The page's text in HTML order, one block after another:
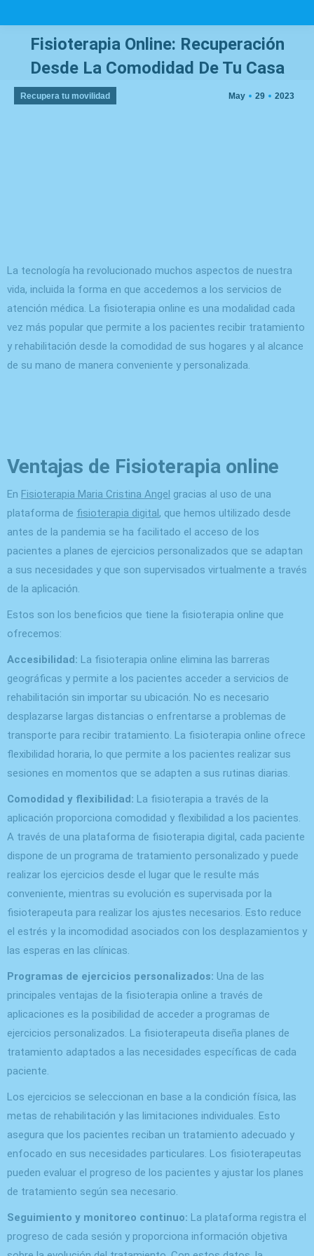
Fisioterapia Online: Recuperación
Desde La Comodidad De Tu Casa
May 29 2023
Recupera tu movilidad
La tecnología ha revolucionado muchos aspectos de nuestra
vida, incluida la forma en que accedemos a los servicios de
atención médica. La fisioterapia online es una modalidad cada
vez más popular que permite a los pacientes recibir tratamiento
y rehabilitación desde la comodidad de sus hogares y al alcance
de su mano de manera conveniente y personalizada.
Ventajas de Fisioterapia online
En Fisioterapia Maria Cristina Angel gracias al uso de una
plataforma de fisioterapia digital, que hemos ultilizado desde
antes de la pandemia se ha facilitado el acceso de los
pacientes a planes de ejercicios personalizados que se adaptan
a sus necesidades y que son supervisados virtualmente a través
de la aplicación.
Estos son los beneficios que tiene la fisioterapia online que
ofrecemos:
Accesibilidad: La fisioterapia online elimina las barreras
geográficas y permite a los pacientes acceder a servicios de
rehabilitación sin importar su ubicación. No es necesario
desplazarse largas distancias o enfrentarse a problemas de
transporte para recibir tratamiento. La fisioterapia online ofrece
flexibilidad horaria, lo que permite a los pacientes realizar sus
sesiones en momentos que se adapten a sus rutinas diarias.
Comodidad y flexibilidad: La fisioterapia a través de la
aplicación proporciona comodidad y flexibilidad a los pacientes.
A través de una plataforma de fisioterapia digital, cada paciente
dispone de un programa de tratamiento personalizado y puede
realizar los ejercicios desde el lugar que le resulte más
conveniente, mientras su evolución es supervisada por la
fisioterapeuta para realizar los ajustes necesarios. Esto reduce
el estrés y la incomodidad asociados con los desplazamientos y
las esperas en las clínicas.
Programas de ejercicios personalizados: Una de las
principales ventajas de la fisioterapia online a través de
aplicaciones es la posibilidad de acceder a programas de
ejercicios personalizados. La fisioterapeuta diseña planes de
tratamiento adaptados a las necesidades específicas de cada
paciente.
Los ejercicios se seleccionan en base a la condición física, las
metas de rehabilitación y las limitaciones individuales. Esto
asegura que los pacientes reciban un tratamiento adecuado y
enfocado en sus necesidades particulares. Los fisioterapeutas
pueden evaluar el progreso de los pacientes y ajustar los planes
de tratamiento según sea necesario.
Seguimiento y monitoreo continuo: La plataforma registra el
progreso de cada sesión y proporciona información objetiva